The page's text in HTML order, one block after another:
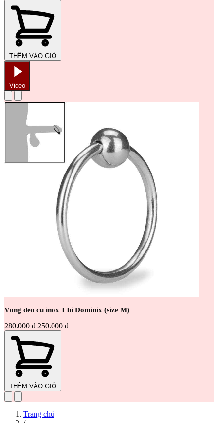
THÊM VÀO GIỎ
Video
Vòng đeo cu inox 1 bi Dominix (size M)
280.000 đ 250.000 đ
THÊM VÀO GIỎ
Trang chủ